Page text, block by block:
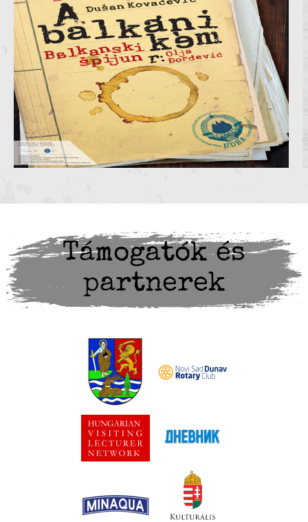
Támogatók és
partnerek